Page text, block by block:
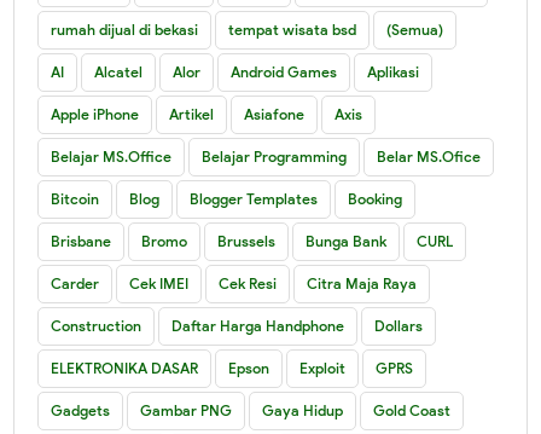
rumah dijual di bekasi tempat wisata bsd (Semua)
AI Alcatel Alor Android Games Aplikasi
Apple iPhone Artikel Asiafone Axis
Belajar MS.Office Belajar Programming Belar MS.Ofice
Bitcoin Blog Blogger Templates Booking
Brisbane Bromo Brussels Bunga Bank CURL
Carder Cek IMEI Cek Resi Citra Maja Raya
Construction Daftar Harga Handphone Dollars
ELEKTRONIKA DASAR Epson Exploit GPRS
Gadgets Gambar PNG Gaya Hidup Gold Coast